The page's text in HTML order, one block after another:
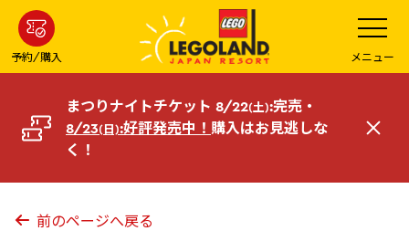
ン
コ
へ
予約/購入
メ
ニ
ュ
ー
を
開
メニュー
まつりナイトチケット 8/22(土):完売・
8/23(日):好評発売中！ 購入はお見逃しな
く！
閉
前のページへ戻る